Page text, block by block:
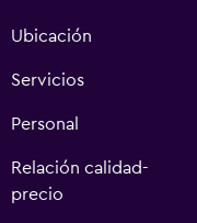
Ubicación
Servicios
Personal
Relación calidad-
precio